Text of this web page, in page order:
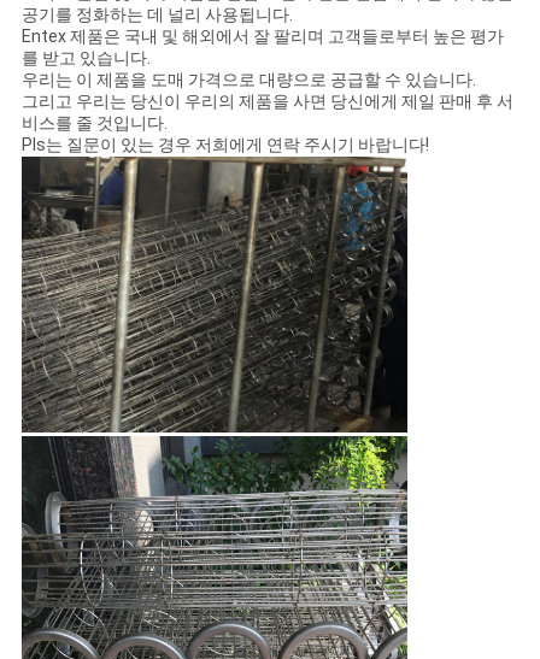
공기를 정화하는 데 널리 사용됩니다.
Entex 제품은 국내 및 해외에서 잘 팔리며 고객들로부터 높은 평가
를 받고 있습니다.
우리는 이 제품을 도매 가격으로 대량으로 공급할 수 있습니다.
그리고 우리는 당신이 우리의 제품을 사면 당신에게 제일 판매 후 서
비스를 줄 것입니다.
Pls는 질문이 있는 경우 저희에게 연락 주시기 바랍니다!